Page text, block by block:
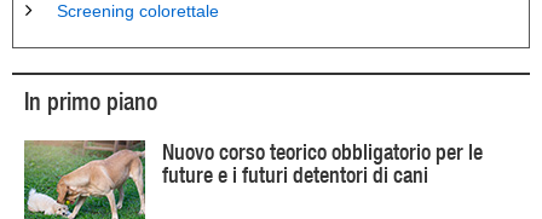
Screening colorettale
In primo piano
Nuovo corso teorico obbligatorio per le
future e i futuri detentori di cani